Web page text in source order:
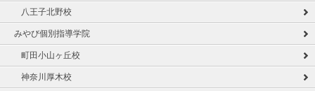
八王子北野校
みやび個別指導学院
町田小山ヶ丘校
神奈川厚木校